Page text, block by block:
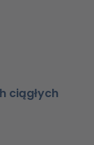
ciągłych